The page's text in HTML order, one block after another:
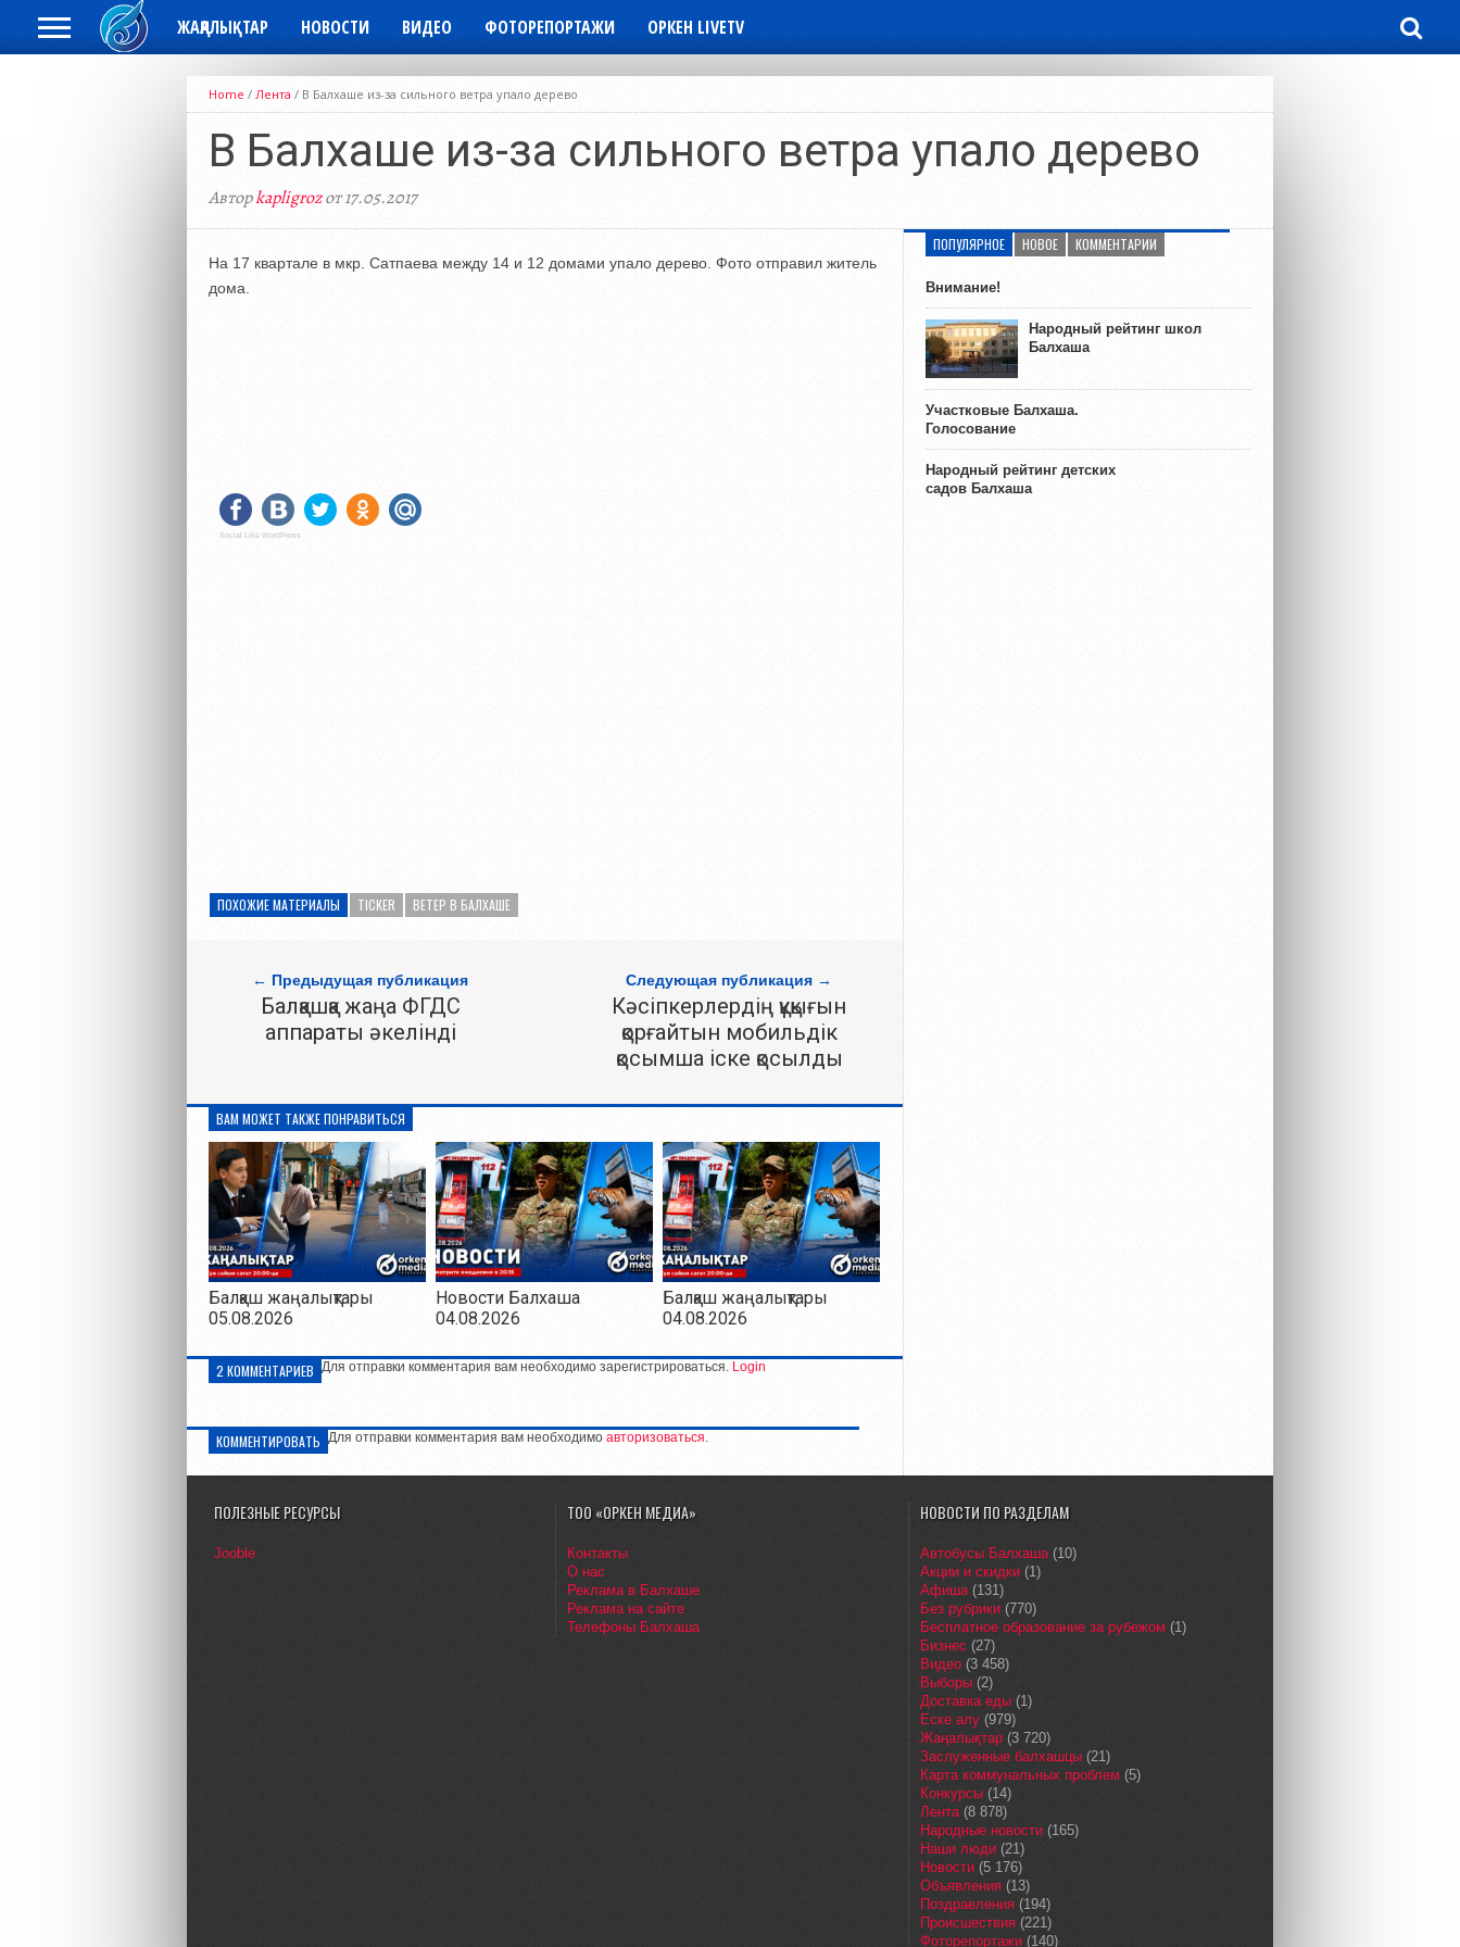
ЖАҢАЛЫҚТАР НОВОСТИ ВИДЕО ФОТОРЕПОРТАЖИ ОРКЕН LIVETV
Home / Лента / В Балхаше из-за сильного ветра упало дерево
В Балхаше из-за сильного ветра упало дерево
Авторkapligrozот 17.05.2017
На 17 квартале в мкр. Сатпаева между 14 и 12 домами упало дерево. Фото отправил житель
дома.
Social Like WordPress
ПОХОЖИЕ МАТЕРИАЛЫ TICKER ВЕТЕР В БАЛХАШЕ
← Предыдущая публикация
Балқашқа жаңа ФГДС
аппараты әкелінді
Следующая публикация →
Кәсіпкерлердің құқығын
қорғайтын мобильдік
қосымша іске қосылды
ВАМ МОЖЕТ ТАКЖЕ ПОНРАВИТЬСЯ
Балқаш жаңалықтары
05.08.2026
Новости Балхаша
04.08.2026
Балқаш жаңалықтары
04.08.2026
2 КОММЕНТАРИЕВ Для отправки комментария вам необходимо зарегистрироваться. Login
КОММЕНТИРОВАТЬ Для отправки комментария вам необходимо авторизоваться.
ПОПУЛЯРНОЕ НОВОЕ КОММЕНТАРИИ
Внимание!
Народный рейтинг школ
Балхаша
Участковые Балхаша.
Голосование
Народный рейтинг детских
садов Балхаша
ПОЛЕЗНЫЕ РЕСУРСЫ
Jooble
ТОО «ОРКЕН МЕДИА»
Контакты
О нас
Реклама в Балхаше
Реклама на сайте
Телефоны Балхаша
НОВОСТИ ПО РАЗДЕЛАМ
Автобусы Балхаша(10)
Акции и скидки (1)
Афиша(131)
Без рубрики (770)
Бесплатное образование за рубежом (1)
Бизнес (27)
Видео (3 458)
Выборы (2)
Доставка еды (1)
Еске алу (979)
Жаңалықтар (3 720)
Заслуженные балхашцы (21)
Карта коммунальных проблем (5)
Конкурсы (14)
Лента(8 878)
Народные новости (165)
Наши люди (21)
Новости (5 176)
Объявления (13)
Поздравления (194)
Происшествия (221)
Фоторепортажи (140)